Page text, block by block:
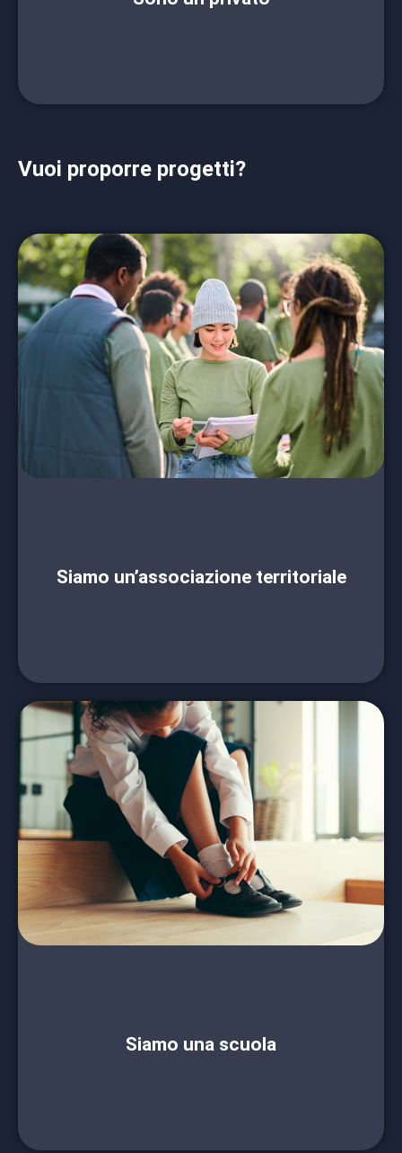
Vuoi proporre progetti?
Siamo un’associazione territoriale
Le associazioni del territorio hanno un ruolo
fondamentale nel migliorare la scuola
pubblica, contribuendo a costruire un legame
forte tra istruzione e comunità locale.
Collaborare con la Fondazione per la scuola
italiana significa dare vita a progetti con un
impatto concreto sulla realtà in cui operi: puoi
proporre iniziative educative da valutare
Siamo una scuola
Collaborare con Fondazione per la scuola
italiana significa accedere a un network di
sostegno dedicato al miglioramento della
qualità dell’istruzione pubblica. Anche la tua
scuola può contribuire segnalando i propri
bisogni, come interventi infrastrutturali,
formazione per i docenti o nuovi progetti
didattici, e presentando iniziative virtuose che